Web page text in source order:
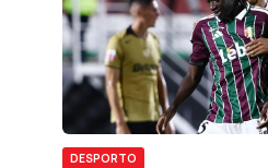
DESPORTO